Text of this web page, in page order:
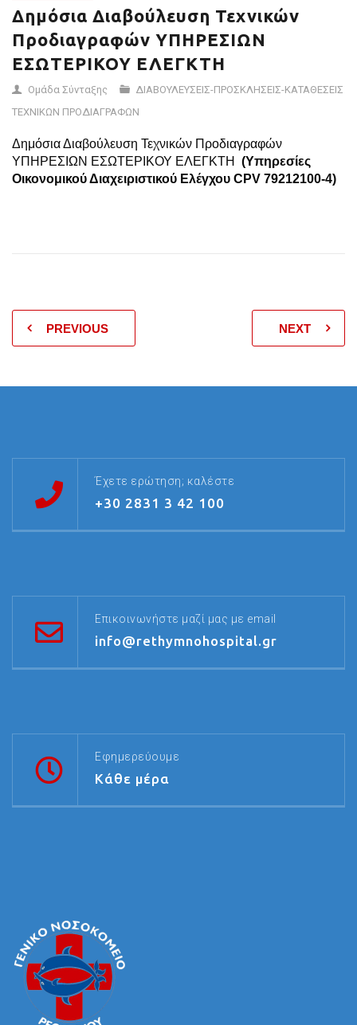
Δημόσια Διαβούλευση Τεχνικών
Προδιαγραφών ΥΠΗΡΕΣΙΩΝ
ΕΣΩΤΕΡΙΚΟΥ ΕΛΕΓΚΤΗ
Ομάδα Σύνταξης
ΔΙΑΒΟΥΛΕΥΣΕΙΣ-ΠΡΟΣΚΛΗΣΕΙΣ-ΚΑΤΑΘΕΣΕΙΣ
ΤΕΧΝΙΚΩΝ ΠΡΟΔΙΑΓΡΑΦΩΝ
Δημόσια Διαβούλευση Τεχνικών Προδιαγραφών
ΥΠΗΡΕΣΙΩΝ ΕΣΩΤΕΡΙΚΟΥ ΕΛΕΓΚΤΗ
(Υπηρεσίες
Οικονομικού Διαχειριστικού Ελέγχου CPV 79212100-4)
PREVIOUS NEXT
Έχετε ερώτηση; καλέστε
+30 2831 3 42 100
Επικοινωνήστε μαζί μας με email
info@rethymnohospital.gr
Εφημερεύουμε
Κάθε μέρα